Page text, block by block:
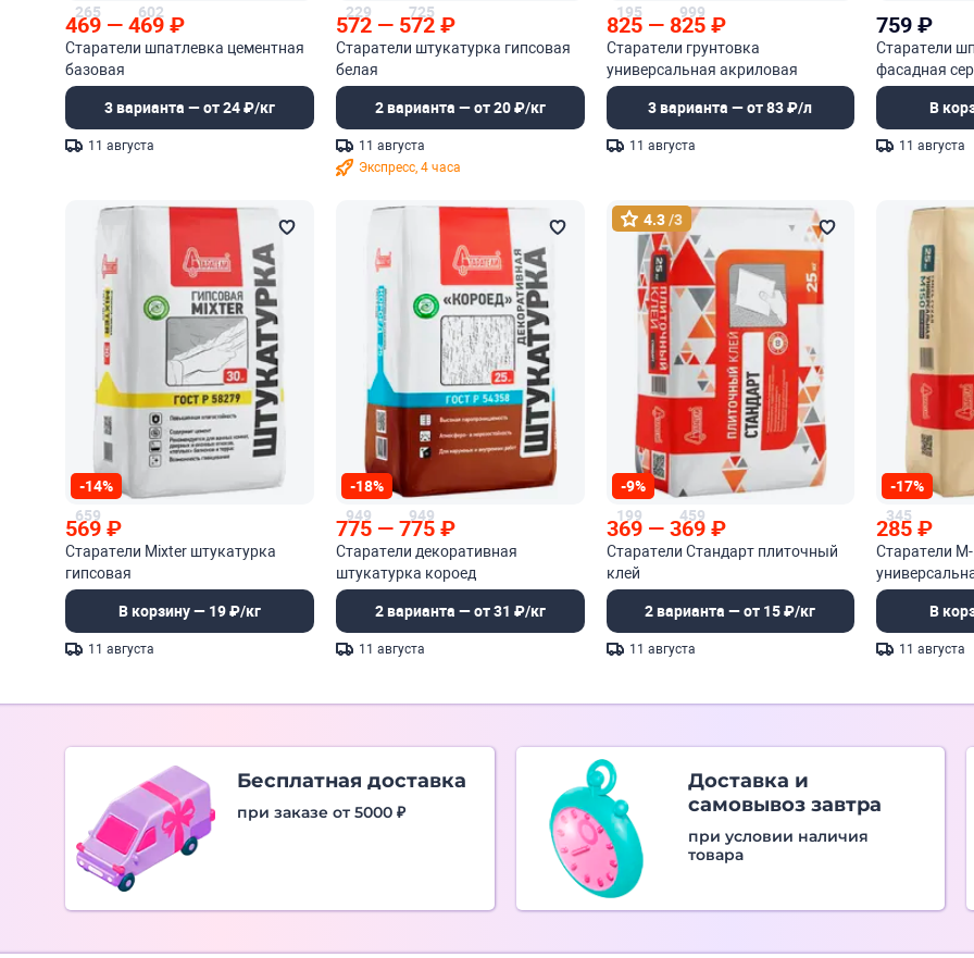
265
469 — 602
469₽
Старатели шпатлевка цементная
базовая
3 варианта — от 24 ₽/кг
11 августа
229
572 — 725
572₽
Старатели штукатурка гипсовая
белая
2 варианта — от 20 ₽/кг
11 августа
Экспресс, 4 часа
195
825 — 999
825 ₽
Старатели грунтовка
универсальная акриловая
3 варианта — от 83 ₽/л
11 августа
759₽
Старатели
фасадная
В
11 августа
-14%
659
569₽
Старатели Mixter штукатурка
гипсовая
В корзину — 19 ₽/кг
11 августа
-18%
949
775 — 949
775₽
Старатели декоративная
штукатурка короед
2 варианта — от 31 ₽/кг
11 августа
4.3/3
-9%
199
369 — 459
369 ₽
Старатели Стандарт плиточный
клей
2 варианта — от 15 ₽/кг
11 августа
-17%
345
285₽
Старатели
В
11 августа
Бесплатная доставка
при заказе от 5000 ₽
Доставка и
самовывоз завтра
при условии наличия
товара